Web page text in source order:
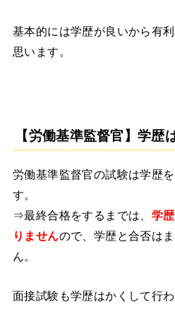
基本的には学歴が良いから有
思います。
【労働基準監督官】学歴
労働基準監督官の試験は学歴
す。
⇒最終合格をするまでは、 学
りませんので、学歴と合否は
ん。
面接試験も学歴はかくして行わ